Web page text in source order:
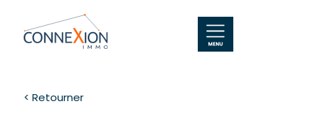
< Retourner